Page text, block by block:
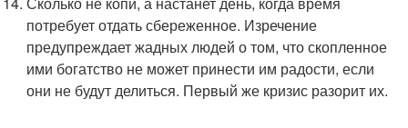
потребует отдать сбереженное. Изречение
предупреждает жадных людей о том, что скопленное
ими богатство не может принести им радости, если
они не будут делиться. Первый же кризис разорит их.